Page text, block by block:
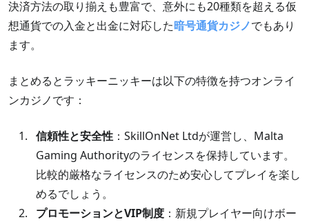
5
レビューを読む
決済方法の取り揃えも豊富で、意外にも20種類を超える仮
想通貨での入金と出金に対応した暗号通貨カジノでもあり
ます。
まとめるとラッキーニッキーは以下の特徴を持つオンライ
ンカジノです：
信頼性と安全性 ：SkillOnNet Ltdが運営し、Malta
Gaming Authorityのライセンスを保持しています。
比較的厳格なライセンスのため安心してプレイを楽し
めるでしょう。
プロモーションとVIP制度 ：新規プレイヤー向けボー